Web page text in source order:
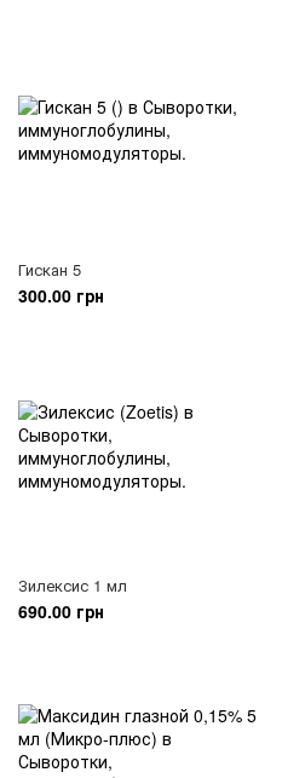
Гискан 5
300.00 грн
Зилексис 1 мл
690.00 грн